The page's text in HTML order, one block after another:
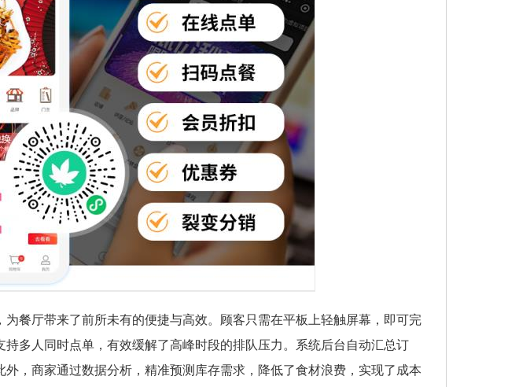
餐厅带来了前所未有的便捷与高效。顾客只需在平板上轻触屏幕，即可完
多人同时点单，有效缓解了高峰时段的排队压力。系统后台自动汇总订
，商家通过数据分析，精准预测库存需求，降低了食材浪费，实现了成本